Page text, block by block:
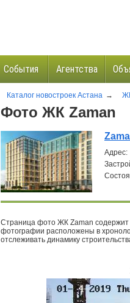
События Агентства
Каталог новостроек Астана →
Фото ЖК Zaman
Aдрес:
Страница фото ЖК Zaman содержит
фотографии расположены в
отслеживать динамику